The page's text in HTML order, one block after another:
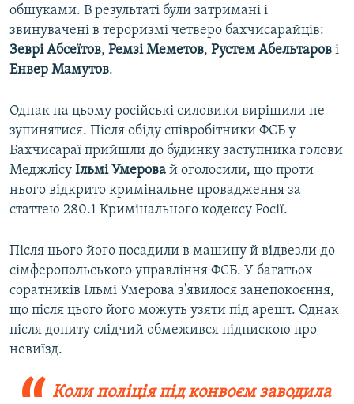
обшуками. В результаті були затримані і
звинувачені в тероризмі четверо бахчисарайців:
Зеврі Абсеїтов, Ремзі Меметов, Рустем Абельтаров і
Енвер Мамутов.
Однак на цьому російські силовики вирішили не
зупинятися. Після обіду співробітники ФСБ у
Бахчисараї прийшли до будинку заступника голови
Меджлісу Ільмі Умерова й оголосили, що проти
нього відкрито кримінальне провадження за
статтею 280.1 Кримінального кодексу Росії.
Після цього його посадили в машину й відвезли до
сімферопольського управління ФСБ. У багатьох
соратників Ільмі Умерова з'явилося занепокоєння,
що після цього його можуть узяти під арешт. Однак
після допиту слідчий обмежився підпискою про
невиїзд.
Коли поліція під конвоєм заводила